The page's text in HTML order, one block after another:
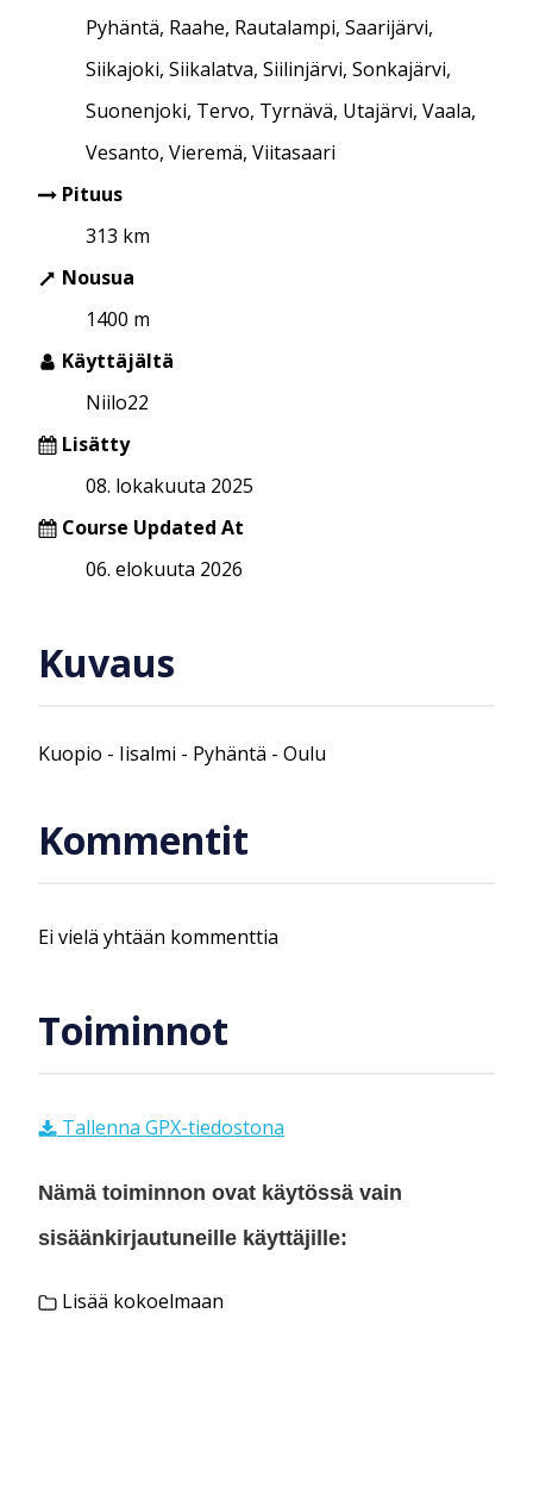
Pyhäntä, Raahe, Rautalampi, Saarijärvi,
Siikajoki, Siikalatva, Siilinjärvi, Sonkajärvi,
Suonenjoki, Tervo, Tyrnävä, Utajärvi, Vaala,
Vesanto, Vieremä, Viitasaari
Pituus
313 km
Nousua
1400 m
Käyttäjältä
Niilo22
Lisätty
08. lokakuuta 2025
Course Updated At
06. elokuuta 2026
Kuvaus
Kuopio - Iisalmi - Pyhäntä - Oulu
Kommentit
Ei vielä yhtään kommenttia
Toiminnot
Tallenna GPX-tiedostona
Nämä toiminnon ovat käytössä vain
sisäänkirjautuneille käyttäjille:
Lisää kokoelmaan